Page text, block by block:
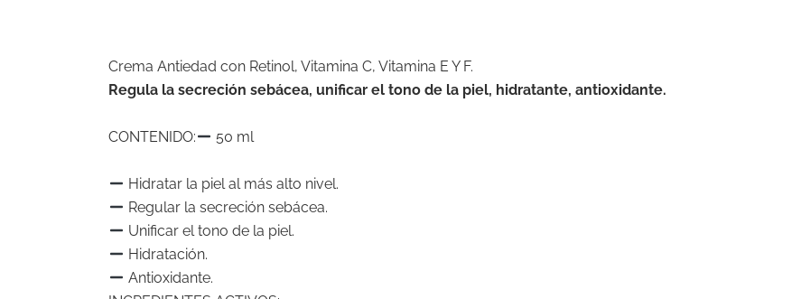
Crema Antiedad con Retinol, Vitamina C, Vitamina E Y F.
Regula la secreción sebácea, unificar el tono de la piel, hidratante, antioxidante.
CONTENIDO: 50 ml
Hidratar la piel al más alto nivel.
Regular la secreción sebácea.
Unificar el tono de la piel.
Hidratación.
Antioxidante.